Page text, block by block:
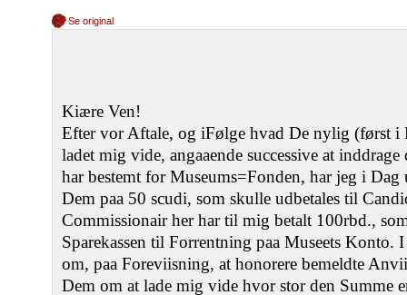
Se original
Kiære Ven!
Efter vor Aftale, og iFølge hvad De nylig (først
ladet mig vide, angaaende successive at
har bestemt for Museums=Fonden, har jeg i
Dem paa 50 scudi, som skulle udbetales til
Commissionair her har til mig betalt 100rbd.,
Sparekassen til Forrentning paa Museets Konto.
om, paa Foreviisning, at honorere bemeldte
Dem om at lade mig vide hvor stor den Summe